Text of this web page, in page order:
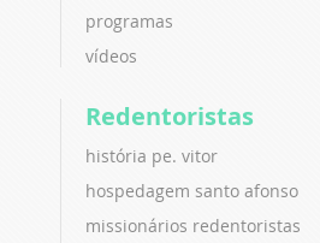
programas
vídeos
Redentoristas
história pe. vitor
hospedagem santo afonso
missionários redentoristas